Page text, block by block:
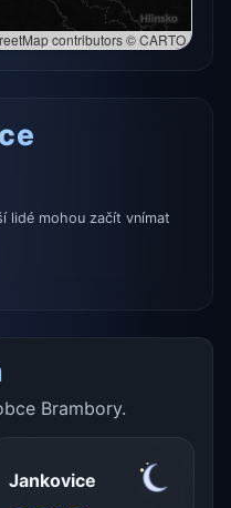
contributors © CARTO
lidé mohou začít vnímat
Brambory.
Jankovice